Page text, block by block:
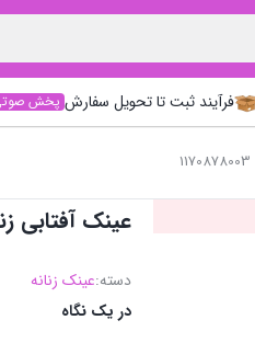
فرآیند ثبت تا تحویل سفارش پخش
عینک آفتابی
دسته:عینک زنانه
در یک نگاه